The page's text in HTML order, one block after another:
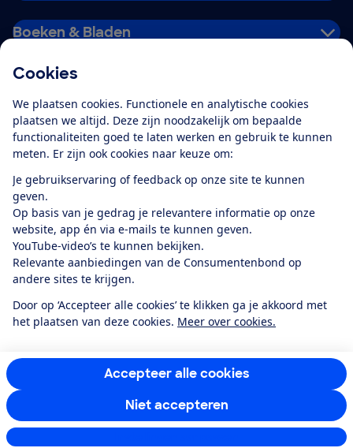
Cookies
We plaatsen cookies. Functionele en analytische cookies
plaatsen we altijd. Deze zijn noodzakelijk om bepaalde
functionaliteiten goed te laten werken en gebruik te kunnen
meten. Er zijn ook cookies naar keuze om:
Je gebruikservaring of feedback op onze site te kunnen
geven.
Op basis van je gedrag je relevantere informatie op onze
website, app én via e-mails te kunnen geven.
YouTube-video’s te kunnen bekijken.
Relevante aanbiedingen van de Consumentenbond op
andere sites te krijgen.
Door op ‘Accepteer alle cookies’ te klikken ga je akkoord met
het plaatsen van deze cookies. Meer over cookies.
Accepteer alle cookies
Niet accepteren
Boeken & Bladen
Alles over de
app
Algemene Voorwaarden
Privacyverklaring
Cookiebeleid
Privacyvoorkeuren
Toegankelijkheid
RSS-feed nieuws
Facebook
TwitterInstagram
YoutubeLinkedIn
12.901consumentenbeoordelen de Consumentenbondmet gemiddeld